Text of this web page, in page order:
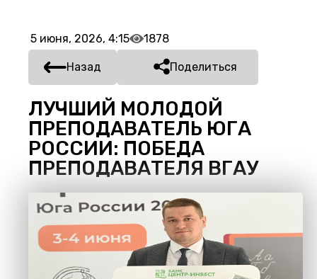
5 июня, 2026, 4:15 1878
Назад Поделиться
ЛУЧШИЙ МОЛОДОЙ
ПРЕПОДАВАТЕЛЬ ЮГА
РОССИИ: ПОБЕДА
ПРЕПОДАВАТЕЛЯ ВГАУ